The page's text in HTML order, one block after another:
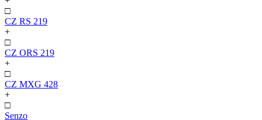
□
CZ RS 219
+
□
CZ ORS 219
+
□
CZ MXG 428
+
□
Senzo